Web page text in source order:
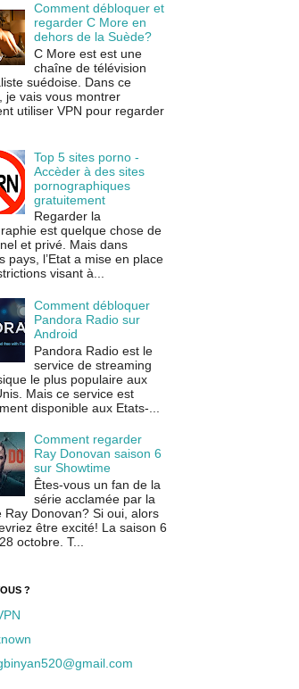
Comment débloquer et
regarder C More en
dehors de la Suède?
C More est est une
chaîne de télévision
suédoise. Dans ce
je vais vous montrer
utiliser VPN pour regarder
Top 5 sites porno -
Accèder à des sites
pornographiques
gratuitement
Regarder la
est quelque chose de
et privé. Mais dans
pays, l’Etat a mise en place
visant à...
Comment débloquer
Pandora Radio sur
Android
Pandora Radio est le
service de streaming
le plus populaire aux
Mais ce service est
disponible aux Etats-...
Comment regarder
Ray Donovan saison 6
sur Showtime
Êtes-vous un fan de la
série acclamée par la
Ray Donovan? Si oui, alors
être excité! La saison 6
octobre. T...
?